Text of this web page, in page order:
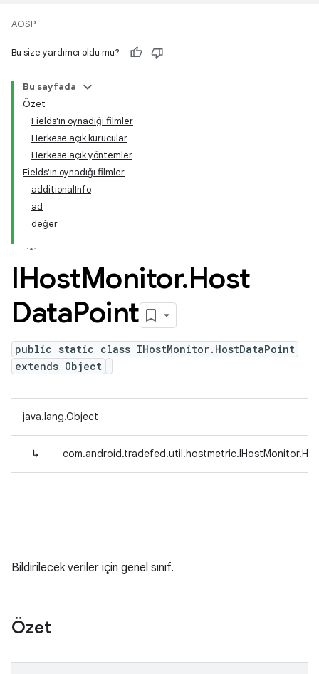
AOSP
Bu size yardımcı oldu mu?
Bu sayfada
Özet
Fields'ın oynadığı filmler
Herkese açık kurucular
Herkese açık yöntemler
Fields'ın oynadığı filmler
additionalInfo
ad
değer
IHostMonitor.Host
DataPoint
public static class IHostMonitor.HostDataPoint
extends Object
java.lang.Object
↳
Bildirilecek veriler için genel sınıf.
Özet